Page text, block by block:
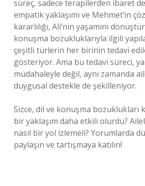
süreç, sadece terapilerden ibaret
empatik yaklaşımı ve Mehmet’in
kararlılığı, Ali’nin yaşamını
konuşma bozukluklarıyla ilgili
çeşitli türlerin her birinin tedavi
gösteriyor. Ama bu tedavi süreci,
müdahaleyle değil, aynı zamanda
duygusal destekle de şekilleniyor.
Sizce, dil ve konuşma bozuklukları
bir yaklaşım daha etkili olurdu?
nasıl bir yol izlemeli? Yorumlarda
paylaşın ve tartışmaya katılın!